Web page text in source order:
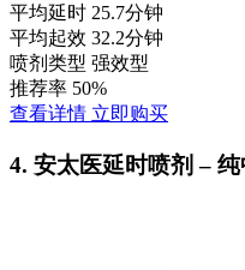
平均延时 25.7分钟
平均起效 32.2分钟
喷剂类型 强效型
推荐率 50%
查看详情 立即购买
4. 安太医延时喷剂 –